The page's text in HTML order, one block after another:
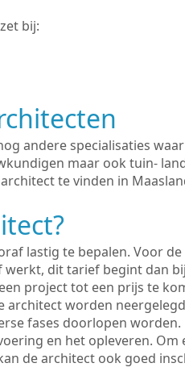
bij:
andere specialisaties
maar ook tuin-
te vinden in
lastig te bepalen. Voor
dit tarief begint dan
project tot een prijs te
architect worden
fases doorlopen
en het opleveren.
de architect ook goed